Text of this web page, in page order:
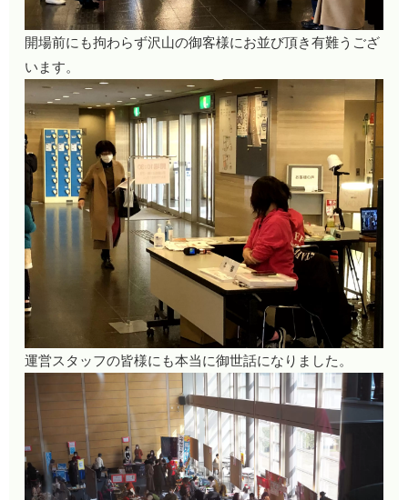
開場前にも拘わらず沢山の御客様にお並び頂き有難うござ
います。
運営スタッフの皆様にも本当に御世話になりました。